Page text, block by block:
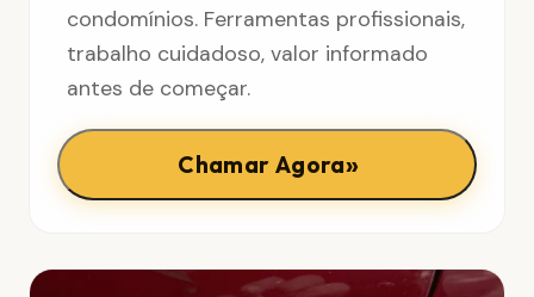
condomínios. Ferramentas profissionais,
trabalho cuidadoso, valor informado
antes de começar.
Chamar Agora»